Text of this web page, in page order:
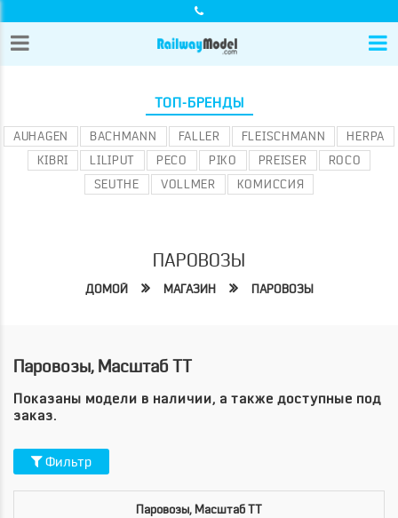
ТОП-БРЕНДЫ
AUHAGEN BACHMANN FALLER FLEISCHMANN
HERPA
KIBRI
LILIPUT PECO PIKO PREISER
ROCO
SEUTHE
VOLLMER КОМИССИЯ
ПАРОВОЗЫ
ДОМОЙ МАГАЗИН ПАРОВОЗЫ
Паровозы, Масштаб TT
Показаны модели в наличии, а также доступные под
заказ.
Фильтр
Паровозы, Масштаб TT